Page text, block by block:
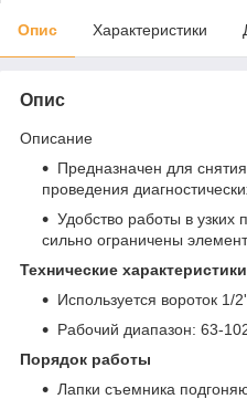
Опис Характеристики
Опис
Описание
Предназначен для
проведения
Удобство работы в узких
сильно ограничены
Технические характеристики
Используется вороток 1/
Рабочий диапазон: 63-
Порядок работы
Лапки съемника